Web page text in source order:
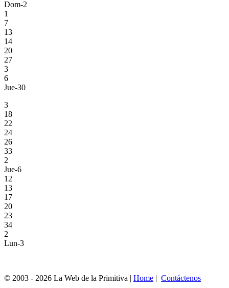
Dom-2
1
7
13
14
20
27
3
6
Jue-30
3
18
22
24
26
33
2
Jue-6
12
13
17
20
23
34
2
Lun-3
© 2003 - 2026 La Web de la Primitiva | Home | Contáctenos